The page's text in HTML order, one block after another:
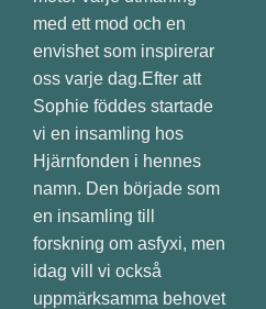
med ett mod och en
envishet som inspirerar
oss varje dag.Efter att
Sophie föddes startade
vi en insamling hos
Hjärnfonden i hennes
namn. Den började som
en insamling till
forskning om asfyxi, men
idag vill vi också
uppmärksamma behovet